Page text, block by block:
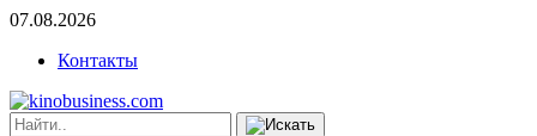
07.08.2026
Контакты